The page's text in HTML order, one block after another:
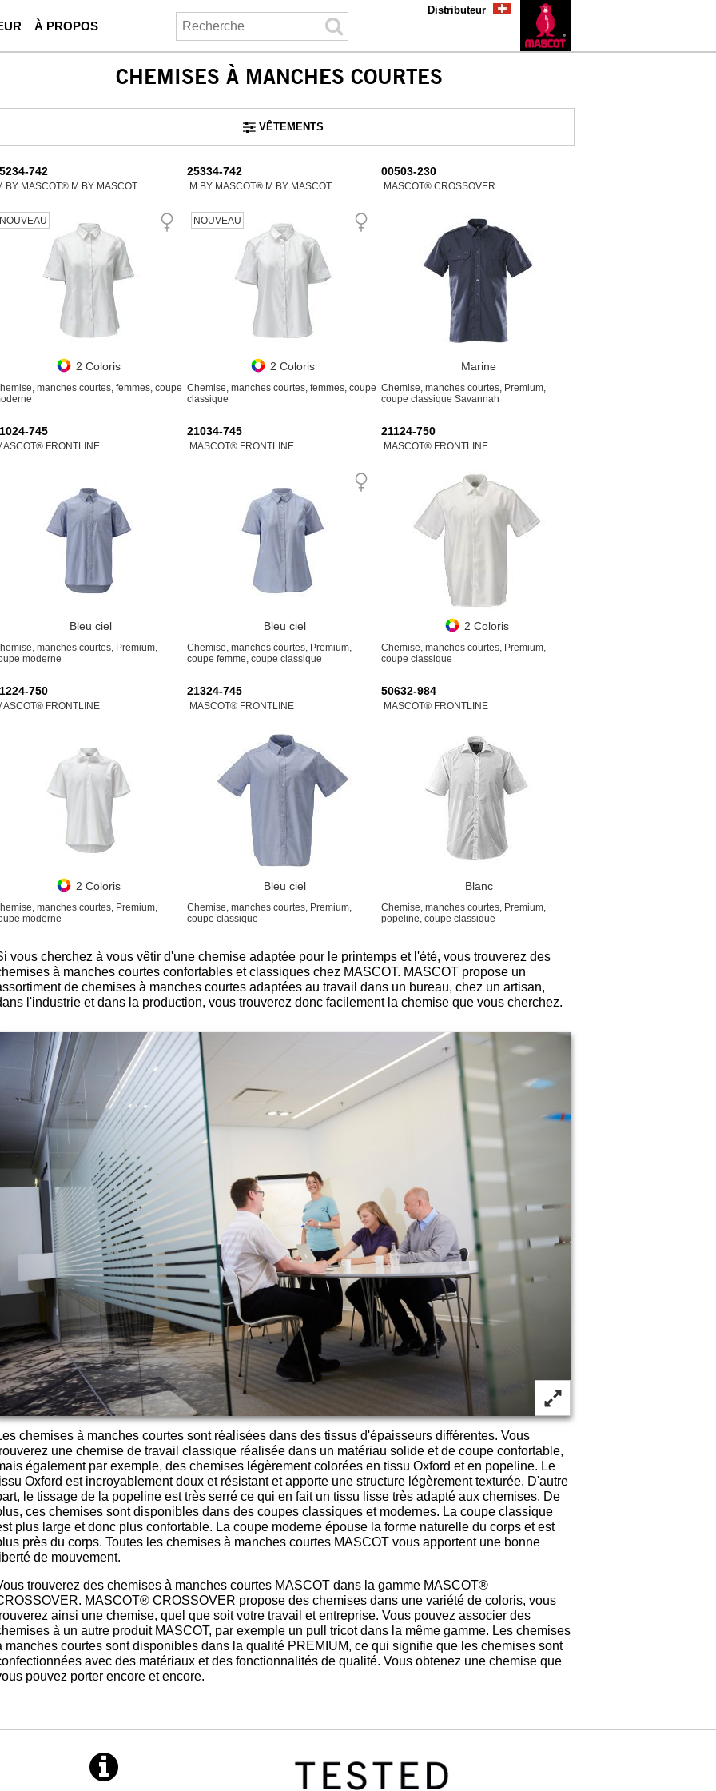
À PROPOS
Distributeur
CHEMISES À MANCHES COURTES
VÊTEMENTS
742
BY MASCOT® M BY MASCOT
NOUVEAU
2 Coloris
manches courtes, femmes, coupe
25334-742
M BY MASCOT® M BY MASCOT
NOUVEAU
2 Coloris
Chemise, manches courtes, femmes, coupe
classique
00503-230
MASCOT® CROSSOVER
Marine
Chemise, manches courtes, Premium,
coupe classique Savannah
745
FRONTLINE
Bleu ciel
manches courtes, Premium,
moderne
21034-745
MASCOT® FRONTLINE
Bleu ciel
Chemise, manches courtes, Premium,
coupe femme, coupe classique
21124-750
MASCOT® FRONTLINE
2 Coloris
Chemise, manches courtes, Premium,
coupe classique
750
FRONTLINE
2 Coloris
manches courtes, Premium,
moderne
21324-745
MASCOT® FRONTLINE
Bleu ciel
Chemise, manches courtes, Premium,
coupe classique
50632-984
MASCOT® FRONTLINE
Blanc
Chemise, manches courtes, Premium,
popeline, coupe classique
vous cherchez à vous vêtir d'une chemise adaptée pour le printemps et l'été, vous trouverez des
à manches courtes confortables et classiques chez MASCOT. MASCOT propose un
de chemises à manches courtes adaptées au travail dans un bureau, chez un artisan,
l'industrie et dans la production, vous trouverez donc facilement la chemise que vous cherchez.
chemises à manches courtes sont réalisées dans des tissus d'épaisseurs différentes. Vous
une chemise de travail classique réalisée dans un matériau solide et de coupe confortable,
également par exemple, des chemises légèrement colorées en tissu Oxford et en popeline. Le
Oxford est incroyablement doux et résistant et apporte une structure légèrement texturée. D'autre
le tissage de la popeline est très serré ce qui en fait un tissu lisse très adapté aux chemises. De
ces chemises sont disponibles dans des coupes classiques et modernes. La coupe classique
plus large et donc plus confortable. La coupe moderne épouse la forme naturelle du corps et est
près du corps. Toutes les chemises à manches courtes MASCOT vous apportent une bonne
de mouvement.
trouverez des chemises à manches courtes MASCOT dans la gamme MASCOT®
MASCOT® CROSSOVER propose des chemises dans une variété de coloris, vous
ainsi une chemise, quel que soit votre travail et entreprise. Vous pouvez associer des
à un autre produit MASCOT, par exemple un pull tricot dans la même gamme. Les chemises
manches courtes sont disponibles dans la qualité PREMIUM, ce qui signifie que les chemises sont
avec des matériaux et des fonctionnalités de qualité. Vous obtenez une chemise que
pouvez porter encore et encore.